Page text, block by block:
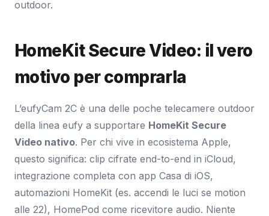
outdoor.
HomeKit Secure Video: il vero
motivo per comprarla
L’eufyCam 2C è una delle poche telecamere outdoor
della linea eufy a supportare HomeKit Secure
Video nativo. Per chi vive in ecosistema Apple,
questo significa: clip cifrate end-to-end in iCloud,
integrazione completa con app Casa di iOS,
automazioni HomeKit (es. accendi le luci se motion
alle 22), HomePod come ricevitore audio. Niente